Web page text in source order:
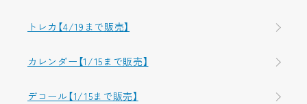
トレカ【4/19まで販売】
カレンダー【1/15まで販売】
デコール【1/15まで販売】